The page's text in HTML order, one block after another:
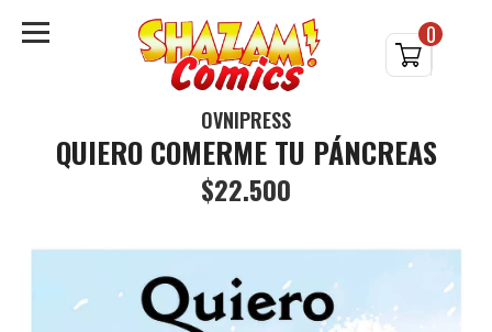
0
OVNIPRESS
QUIERO COMERME TU PÁNCREAS
$22.500